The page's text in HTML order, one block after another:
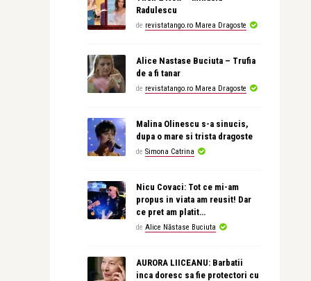
Radulescu
de revistatango.ro Marea Dragoste
Alice Nastase Buciuta – Trufia
de a fi tanar
de revistatango.ro Marea Dragoste
Malina Olinescu s-a sinucis,
dupa o mare si trista dragoste
de Simona Catrina
Nicu Covaci: Tot ce mi-am
propus in viata am reusit! Dar
ce pret am platit…
de Alice Năstase Buciuta
AURORA LIICEANU: Barbatii
inca doresc sa fie protectori cu